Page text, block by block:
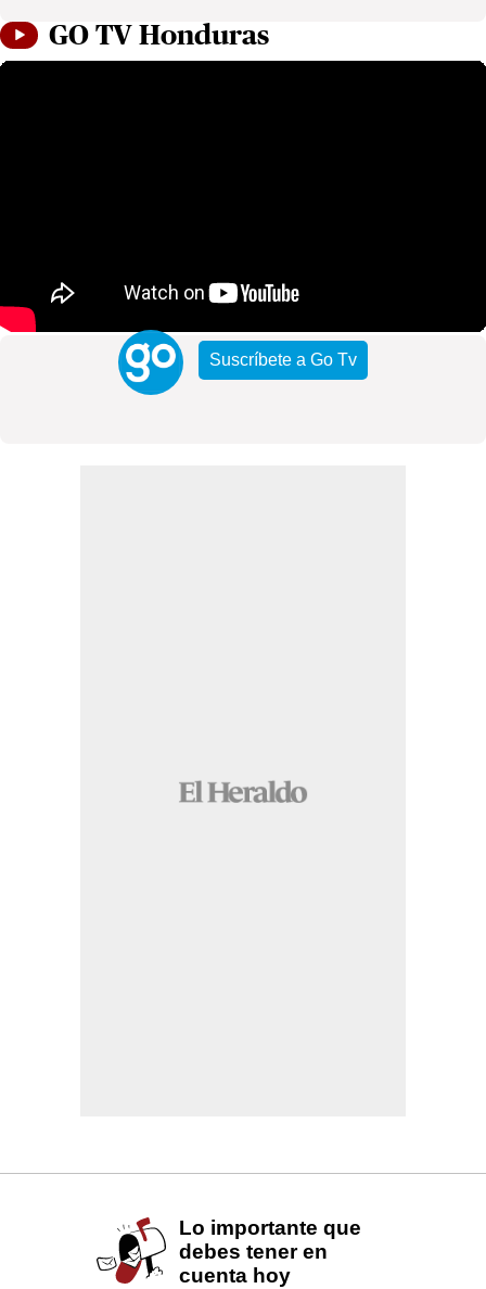
GO TV Honduras
Suscríbete a Go Tv
Lo importante que
debes tener en
cuenta hoy